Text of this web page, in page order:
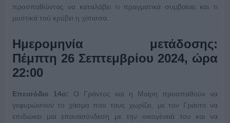
προσπαθώντας να καταλάβει τι πραγματικά συμβαίνει και τι
μυστικά τού κρύβει η χίπισσα.
Ημερομηνία μετάδοσης:
Πέμπτη 26 Σεπτεμβρίου 2024, ώρα
22:00
Επεισόδιο 14ο: Ο Γράντος και η Μαίρη προσπαθούν να
γεφυρώσουν το χάσμα που τους χωρίζει, με τον Γράντο να
επιδιώκει μια επανασύνδεση με την οικογένειά του και να